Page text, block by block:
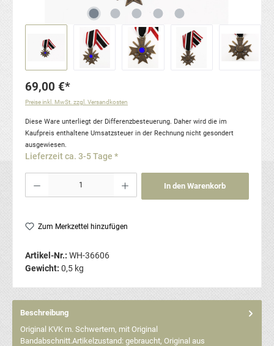
69,00 €*
Preise inkl. MwSt. zzgl. Versandkosten
Diese Ware unterliegt der Differenzbesteuerung. Daher wird die im
Kaufpreis enthaltene Umsatzsteuer in der Rechnung nicht gesondert
ausgewiesen.
Lieferzeit ca. 3-5 Tage *
In den Warenkorb
Zum Merkzettel hinzufügen
Artikel-Nr.: WH-36606
Gewicht: 0,5 kg
Beschreibung
Original KVK m. Schwertern, mit Original
Bandabschnitt.Artikelzustand: gebraucht, Original aus